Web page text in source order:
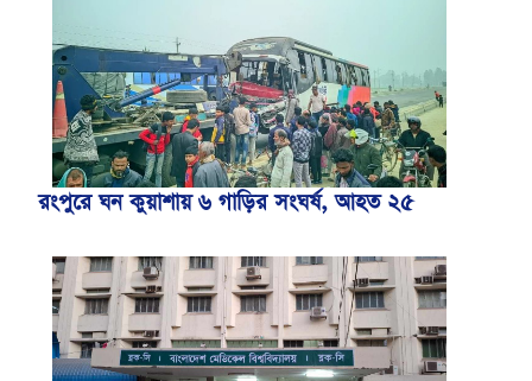
রংপুরে ঘন কুয়াশায় ৬ গাড়ির সংঘর্ষ, আহত ২৫